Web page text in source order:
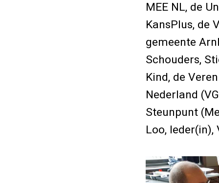
MEE NL, de
KansPlus, de
gemeente
Schouders,
Kind, de
Nederland
Steunpunt
Loo,